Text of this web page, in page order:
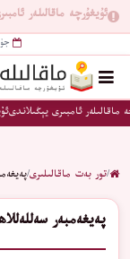
ئۇيغۇرچە ماقالىلەر
جۈمە — 7
ماقالىلەر ئامبىرى يېڭىلاندى
/تور بەت ماقالىلىرى/
پەيغەمبەر